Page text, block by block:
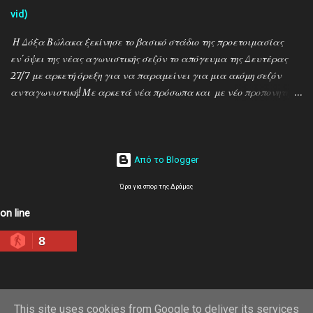
vid)
Η Δόξα Βώλακα ξεκίνησε το βασικό στάδιο της προετοιμασίας
εν΄όψει της νέας αγωνιστικής σεζόν το απόγευμα της Δευτέρας
27/7 με αρκετή όρεξη για να παραμείνει για μια ακόμη σεζόν
ανταγωνιστική! Με αρκετά νέα πρόσωπα και με νέο προπονητή
προπονήσεις μέσα απο τον φακό της ''Ο'' που βρέθηκε στον Βώλακα
Τεγξίζογλου (προπονητής) , Χρήστος Παναγιώτου
(ποδοσφαιριστής) και Άγγελος Παπαμαρίνου (πρόεδρος) ...
Από το Blogger
Ώρα για σπορ της Δράμας
on line
8
This site uses cookies from Google to deliver its services